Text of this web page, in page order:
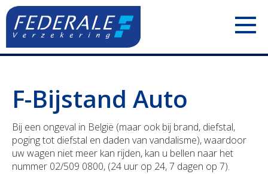
Jouw mobiliteit
Jouw woning
Jouw familie
ZELFSTANDIGEN
Uw voertuigen
Uw aansprakelijkheid
ONDERNEMINGEN
Uw personeel
F-Bijstand Auto
Bij een ongeval in België (maar ook bij brand, diefstal,
poging tot diefstal en daden van vandalisme), waardoor
uw wagen niet meer kan rijden, kan u bellen naar het
nummer 02/509 0800, (24 uur op 24, 7 dagen op 7).